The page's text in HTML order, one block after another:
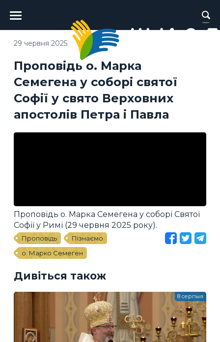
Головне
меню
Проповідь о. Марка
Семегена у соборі святої
Софії у свято Верховних
апостолів Петра і Павла
29 червня 2025
Проповідь о. Марка Семегена у соборі Святої
Софії у Римі (29 червня 2025 року).
Проповідь
Пізнаємо
о. Марко Семеген
Дивіться також
8 серпня